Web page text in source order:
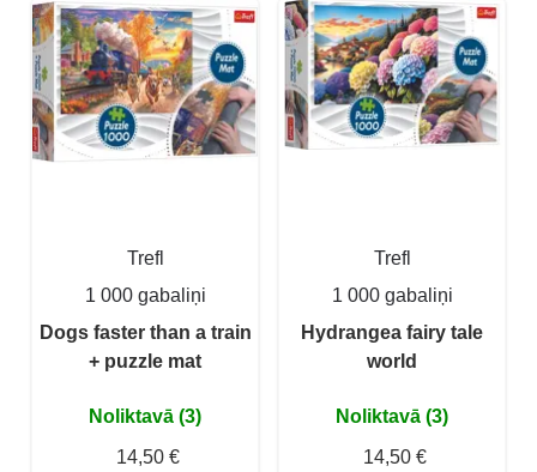
Trefl
1 000 gabaliņi
Dogs faster than a train
+ puzzle mat
Noliktavā (3)
14,50 €
Trefl
1 000 gabaliņi
Hydrangea fairy tale
world
Noliktavā (3)
14,50 €